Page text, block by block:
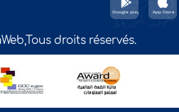
droits réservés.